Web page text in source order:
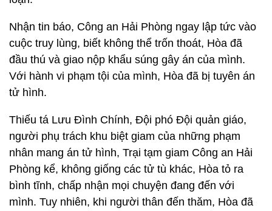
Nhận tin báo, Công an Hải Phòng ngay lập tức vào
cuộc truy lùng, biết không thể trốn thoát, Hòa đã
đầu thú và giao nộp khẩu súng gây án của mình.
Với hành vi phạm tội của mình, Hòa đã bị tuyên án
tử hình.
Thiếu tá Lưu Đình Chính, Đội phó Đội quản giáo,
người phụ trách khu biệt giam của những phạm
nhân mang án tử hình, Trại tạm giam Công an Hải
Phòng kể, không giống các tử tù khác, Hòa tỏ ra
bình tĩnh, chấp nhận mọi chuyện đang đến với
mình. Tuy nhiên, khi người thân đến thăm, Hòa đã